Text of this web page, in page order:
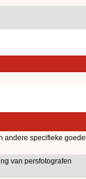
andere specifieke
van persfotografen